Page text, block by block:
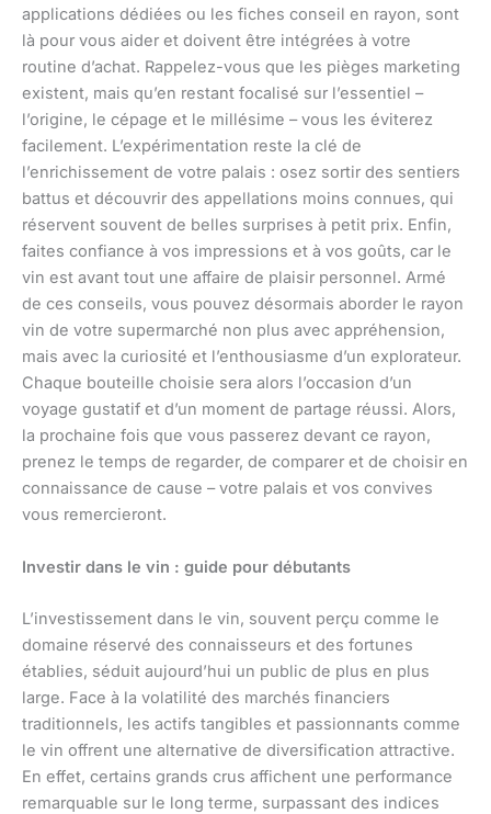
applications dédiées ou les fiches conseil en rayon, sont
là pour vous aider et doivent être intégrées à votre
routine d’achat. Rappelez-vous que les pièges marketing
existent, mais qu’en restant focalisé sur l’essentiel –
l’origine, le cépage et le millésime – vous les éviterez
facilement. L’expérimentation reste la clé de
l’enrichissement de votre palais : osez sortir des sentiers
battus et découvrir des appellations moins connues, qui
réservent souvent de belles surprises à petit prix. Enfin,
faites confiance à vos impressions et à vos goûts, car le
vin est avant tout une affaire de plaisir personnel. Armé
de ces conseils, vous pouvez désormais aborder le rayon
vin de votre supermarché non plus avec appréhension,
mais avec la curiosité et l’enthousiasme d’un explorateur.
Chaque bouteille choisie sera alors l’occasion d’un
voyage gustatif et d’un moment de partage réussi. Alors,
la prochaine fois que vous passerez devant ce rayon,
prenez le temps de regarder, de comparer et de choisir en
connaissance de cause – votre palais et vos convives
vous remercieront.
Investir dans le vin : guide pour débutants
L’investissement dans le vin, souvent perçu comme le
domaine réservé des connaisseurs et des fortunes
établies, séduit aujourd’hui un public de plus en plus
large. Face à la volatilité des marchés financiers
traditionnels, les actifs tangibles et passionnants comme
le vin offrent une alternative de diversification attractive.
En effet, certains grands crus affichent une performance
remarquable sur le long terme, surpassant des indices